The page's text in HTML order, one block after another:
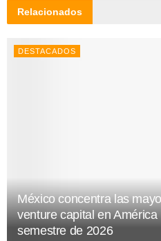
Relacionados
DESTACADOS
México concentra las
venture capital en
semestre de 2026